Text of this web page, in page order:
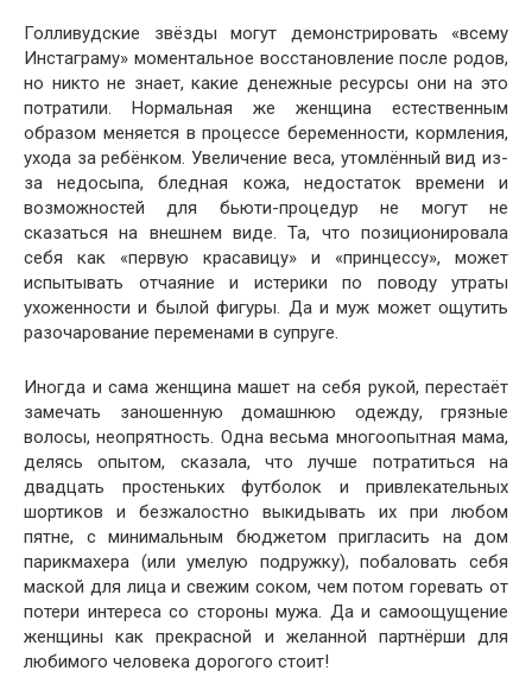
Голливудские звёзды могут демонстрировать «всему
Инстаграму» моментальное восстановление после родов,
но никто не знает, какие денежные ресурсы они на это
потратили. Нормальная же женщина естественным
образом меняется в процессе беременности, кормления,
ухода за ребёнком. Увеличение веса, утомлённый вид из-
за недосыпа, бледная кожа, недостаток времени и
возможностей для бьюти-процедур не могут не
сказаться на внешнем виде. Та, что позиционировала
себя как «первую красавицу» и «принцессу», может
испытывать отчаяние и истерики по поводу утраты
ухоженности и былой фигуры. Да и муж может ощутить
разочарование переменами в супруге.
Иногда и сама женщина машет на себя рукой, перестаёт
замечать заношенную домашнюю одежду, грязные
волосы, неопрятность. Одна весьма многоопытная мама,
делясь опытом, сказала, что лучше потратиться на
двадцать простеньких футболок и привлекательных
шортиков и безжалостно выкидывать их при любом
пятне, с минимальным бюджетом пригласить на дом
парикмахера (или умелую подружку), побаловать себя
маской для лица и свежим соком, чем потом горевать от
потери интереса со стороны мужа. Да и самоощущение
женщины как прекрасной и желанной партнёрши для
любимого человека дорогого стоит!